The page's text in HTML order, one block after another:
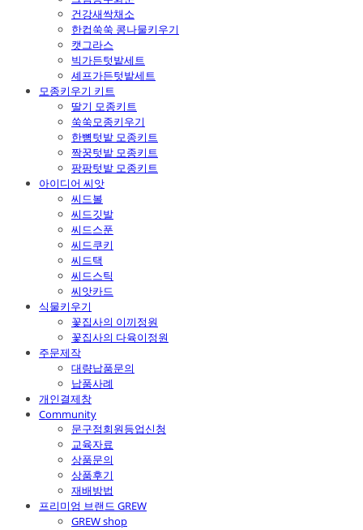
건강새싹채소
한컵쑥쑥 콩나물키우기
캣그라스
빅가든텃밭세트
셰프가든텃밭세트
모종키우기 키트
딸기 모종키트
쑥쑥모종키우기
한뼘텃밭 모종키트
짝꿍텃밭 모종키트
팡팡텃밭 모종키트
아이디어 씨앗
씨드볼
씨드깃발
씨드스푼
씨드쿠키
씨드택
씨드스틱
씨앗카드
식물키우기
꽃집사의 이끼정원
꽃집사의 다육이정원
주문제작
대량납품문의
납품사례
개인결제창
Community
문구점회원등업신청
교육자료
상품문의
상품후기
재배방법
프리미엄 브랜드 GREW
GREW shop